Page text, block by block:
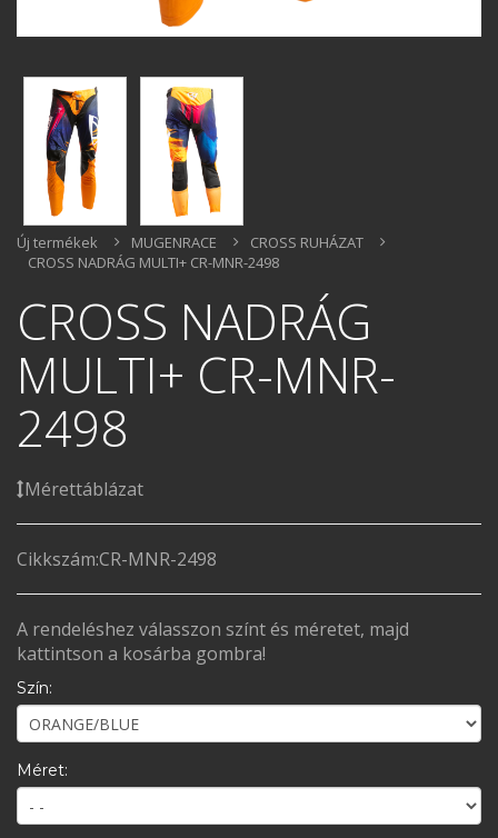
Új termékek MUGENRACE
CROSS RUHÁZAT
CROSS NADRÁG MULTI+ CR-MNR-2498
CROSS NADRÁG
MULTI+ CR-MNR-
2498
Mérettáblázat
Cikkszám:CR-MNR-2498
A rendeléshez válasszon színt és méretet, majd
kattintson a kosárba gombra!
Szín:
Méret: